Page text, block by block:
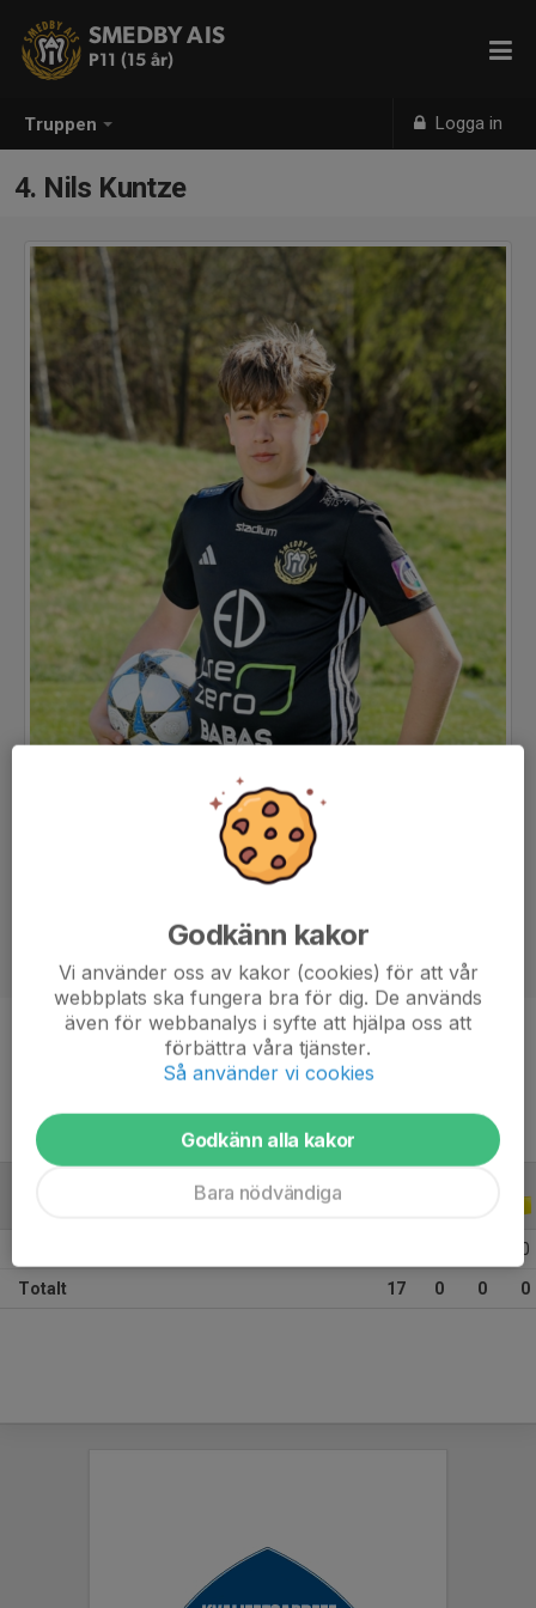
Truppen Logga in
SMEDBY AIS
P11 (15 år)
4. Nils Kuntze
14 år
0
Totalt 17 0 0 0
Godkänn kakor
Vi använder oss av kakor (cookies) för att vår
webbplats ska fungera bra för dig. De används
även för webbanalys i syfte att hjälpa oss att
förbättra våra tjänster.
Så använder vi cookies
Godkänn alla kakor
Bara nödvändiga